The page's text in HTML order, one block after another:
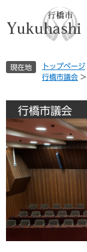
本
文
へ
現在地 トップページ
行橋市議会 >
行橋市議会